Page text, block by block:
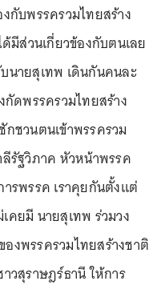
กับพรรครวมไทยสร้าง
มีส่วนเกี่ยวข้องกับตนเลย
นายสุเทพ เดินกันคนละ
กัดพรรครวมไทยสร้าง
ชวนตนเข้าพรรครวม
รัฐวิภาค หัวหน้าพรรค
รพรรค เราคุยกันตั้งแต่
คยมี นายสุเทพ ร่วมวง
งพรรครวมไทยสร้างชาติ
วสุราษฎร์ธานี ให้การ